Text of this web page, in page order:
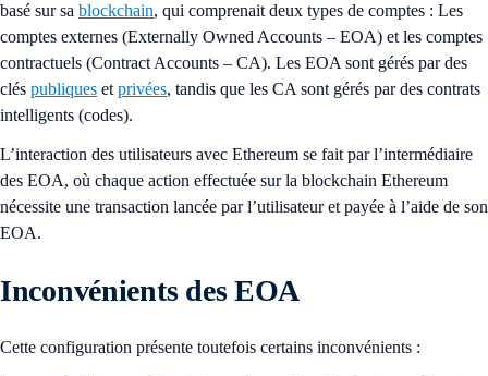
basé sur sa blockchain, qui comprenait deux types de comptes : Les
comptes externes (Externally Owned Accounts – EOA) et les comptes
contractuels (Contract Accounts – CA). Les EOA sont gérés par des
clés publiques et privées, tandis que les CA sont gérés par des contrats
intelligents (codes).
L’interaction des utilisateurs avec Ethereum se fait par l’intermédiaire
des EOA, où chaque action effectuée sur la blockchain Ethereum
nécessite une transaction lancée par l’utilisateur et payée à l’aide de son
EOA.
Inconvénients des EOA
Cette configuration présente toutefois certains inconvénients :